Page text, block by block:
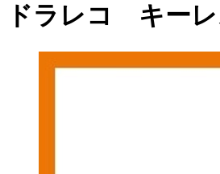
ドラレコ キーレ